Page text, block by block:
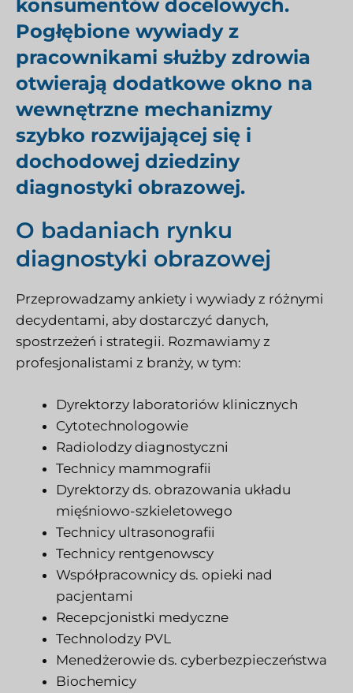
konsumentów docelowych.
Pogłębione wywiady z
pracownikami służby zdrowia
otwierają dodatkowe okno na
wewnętrzne mechanizmy
szybko rozwijającej się i
dochodowej dziedziny
diagnostyki obrazowej.
O badaniach rynku
diagnostyki obrazowej
Przeprowadzamy ankiety i wywiady z różnymi
decydentami, aby dostarczyć danych,
spostrzeżeń i strategii. Rozmawiamy z
profesjonalistami z branży, w tym:
Dyrektorzy laboratoriów klinicznych
Cytotechnologowie
Radiolodzy diagnostyczni
Technicy mammografii
Dyrektorzy ds. obrazowania układu
mięśniowo-szkieletowego
Technicy ultrasonografii
Technicy rentgenowscy
Współpracownicy ds. opieki nad
pacjentami
Recepcjonistki medyczne
Technolodzy PVL
Menedżerowie ds. cyberbezpieczeństwa
Biochemicy